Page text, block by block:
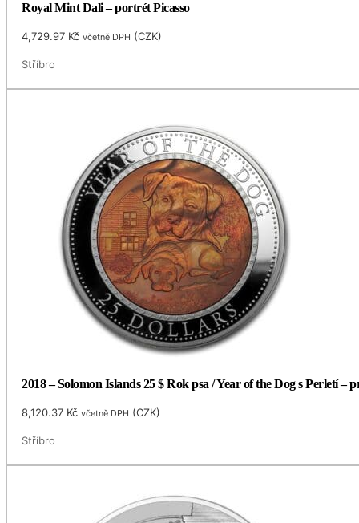
Royal Mint Dali – portrét Picasso
4,729.97 Kč včetně DPH (CZK)
Stříbro
2018 – Solomon Islands 25 $ Rok psa / Year of the Dog s Perletí –
8,120.37 Kč včetně DPH (CZK)
Stříbro